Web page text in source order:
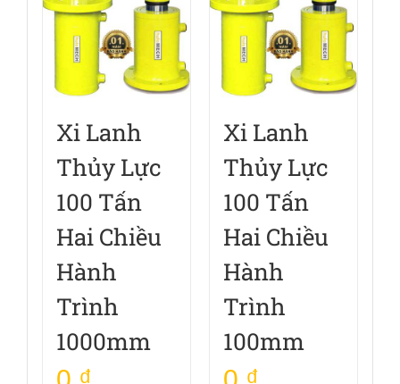
Xi Lanh
Thủy Lực
100 Tấn
Hai Chiều
Hành
Trình
1000mm
Xi Lanh
Thủy Lực
100 Tấn
Hai Chiều
Hành
Trình
100mm